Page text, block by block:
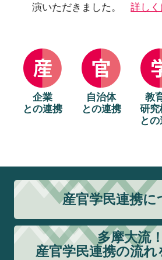
演いただきました。
詳し
企業
との連携
自治体
との連携
教
研究
と
産官学民連携に
多摩大流！
産官学民連携の流れ